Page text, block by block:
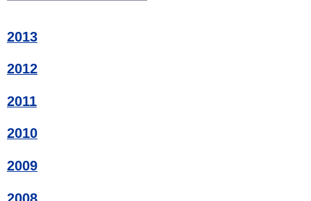
2013
2012
2011
2010
2009